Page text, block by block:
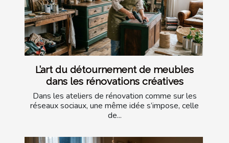
L’art du détournement de meubles
dans les rénovations créatives
Dans les ateliers de rénovation comme sur les
réseaux sociaux, une même idée s’impose, celle
de...